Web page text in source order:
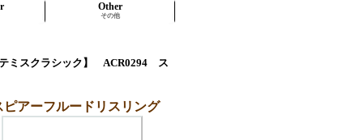
Other
その他
ミスクラシック】 ACR0294 ス
アーフルードリスリング